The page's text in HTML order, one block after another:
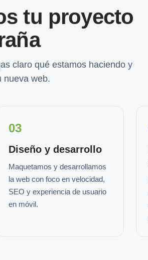
tu proyecto
claro qué estamos haciendo y
nueva web.
03
Diseño y desarrollo
Maquetamos y desarrollamos
la web con foco en velocidad,
SEO y experiencia de usuario
en móvil.